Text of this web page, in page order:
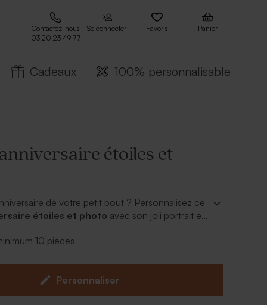
Contactez-nous
03 20 23 49 77
Se connecter Favoris Panier
Cadeaux 100% personnalisable
étoiles et
de votre petit bout ? Personnalisez ce
étoiles et photo avec son joli portrait et
sur toutes les surfaces en métal. Un joli cadeau
10 pièces
Personnaliser